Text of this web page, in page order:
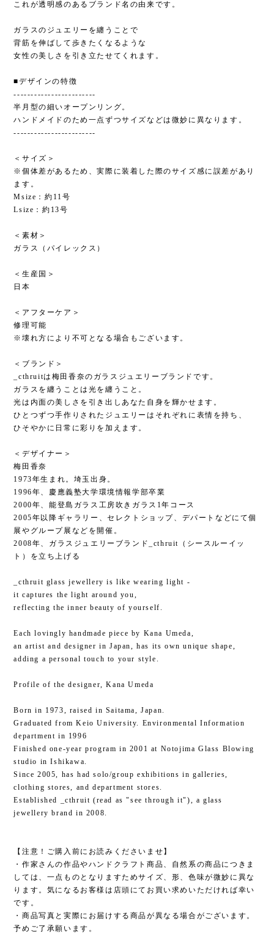
これが透明感のあるブランド名の由来です。
ガラスのジュエリーを纏うことで
背筋を伸ばして歩きたくなるような
女性の美しさを引き立たせてくれます。
■デザインの特徴
------------------------
半月型の細いオープンリング。
ハンドメイドのため一点ずつサイズなどは微妙に異なります。
------------------------
＜サイズ＞
※個体差があるため、実際に装着した際のサイズ感に誤差があり
ます。
Msize：約11号
Lsize：約13号
＜素材＞
ガラス（パイレックス）
＜生産国＞
日本
＜アフターケア＞
修理可能
※壊れ方により不可となる場合もございます。
＜ブランド＞
_cthruitは梅田香奈のガラスジュエリーブランドです。
ガラスを纏うことは光を纏うこと。
光は内面の美しさを引き出しあなた自身を輝かせます。
ひとつずつ手作りされたジュエリーはそれぞれに表情を持ち、
ひそやかに日常に彩りを加えます。
＜デザイナー＞
梅田香奈
1973年生まれ。埼玉出身。
1996年、慶應義塾大学環境情報学部卒業
2000年、能登島ガラス工房吹きガラス1年コース
2005年以降ギャラリー、セレクトショップ、デパートなどにて個
展やグループ展などを開催。
2008年、ガラスジュエリーブランド_cthruit（シースルーイッ
ト）を立ち上げる
_cthruit glass jewellery is like wearing light -
it captures the light around you,
reflecting the inner beauty of yourself.
Each lovingly handmade piece by Kana Umeda,
an artist and designer in Japan, has its own unique shape,
adding a personal touch to your style.
Profile of the designer, Kana Umeda
Born in 1973, raised in Saitama, Japan.
Graduated from Keio University. Environmental Information
department in 1996
Finished one-year program in 2001 at Notojima Glass Blowing
studio in Ishikawa.
Since 2005, has had solo/group exhibitions in galleries,
clothing stores, and department stores.
Established _cthruit (read as "see through it"), a glass
jewellery brand in 2008.
【注意！ご購入前にお読みくださいませ】
・作家さんの作品やハンドクラフト商品、自然系の商品につきま
しては、一点ものとなりますためサイズ、形、色味が微妙に異な
ります。気になるお客様は店頭にてお買い求めいただければ幸い
です。
・商品写真と実際にお届けする商品が異なる場合がございます。
予めご了承願います。